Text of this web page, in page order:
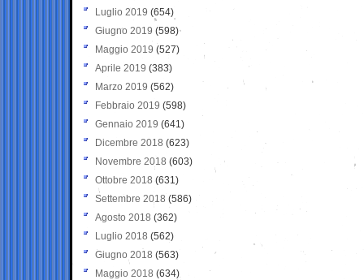
Luglio 2019 (654)
Giugno 2019 (598)
Maggio 2019 (527)
Aprile 2019 (383)
Marzo 2019 (562)
Febbraio 2019 (598)
Gennaio 2019 (641)
Dicembre 2018 (623)
Novembre 2018 (603)
Ottobre 2018 (631)
Settembre 2018 (586)
Agosto 2018 (362)
Luglio 2018 (562)
Giugno 2018 (563)
Maggio 2018 (634)